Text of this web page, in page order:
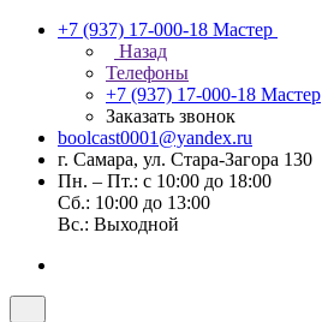
+7 (937) 17-000-18 Мастер
Назад
Телефоны
+7 (937) 17-000-18 Мастер
Заказать звонок
boolcast0001@yandex.ru
г. Самара, ул. Стара-Загора 130
Пн. – Пт.: с 10:00 до 18:00
Сб.: 10:00 до 13:00
Вс.: Выходной